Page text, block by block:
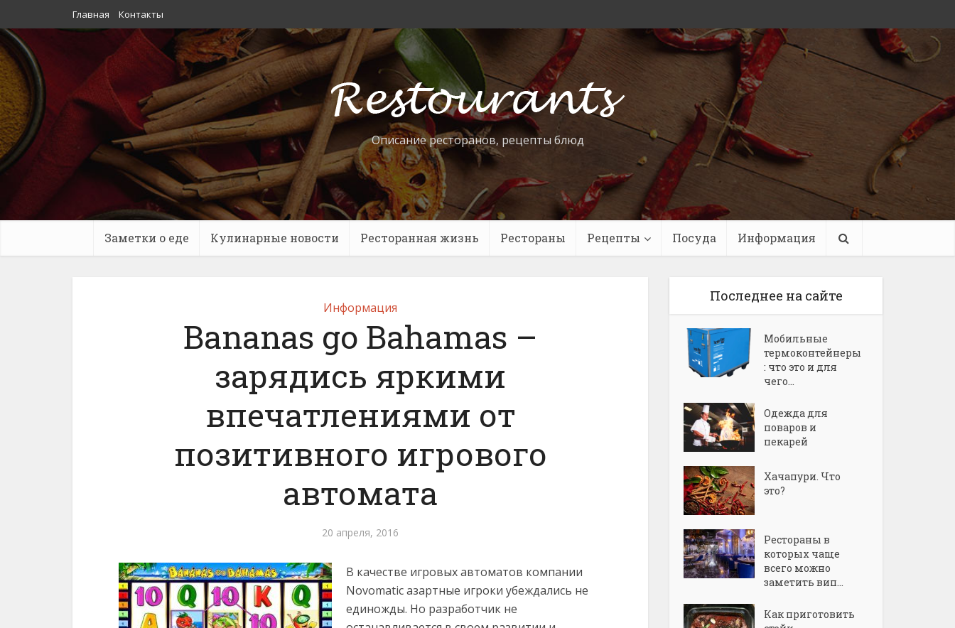
Главная Контакты
Описание ресторанов, рецепты блюд
Заметки о еде Кулинарные новости Ресторанная жизнь Рестораны Рецепты Посуда Информация
Информация
Вananas go Вahamas –
зарядись яркими
впечатлениями от
позитивного игрового
автомата
20 апреля, 2016
В качестве игровых автоматов компании
Novomatic азартные игроки убеждались не
единожды. Но разработчик не
Последнее на сайте
Мобильные
термоконтейнеры
: что это и для
чего...
Одежда для
поваров и
пекарей
Хачапури. Что
это?
Рестораны в
которых чаще
всего можно
заметить вип...
Как приготовить